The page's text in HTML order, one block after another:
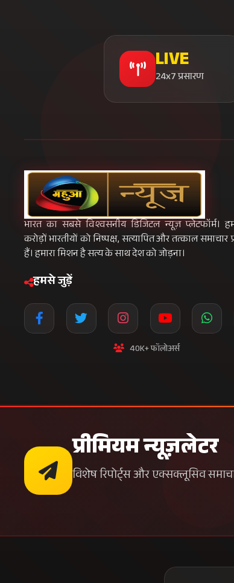
LIVE
24x7 प्रसारण
भारत का सबसे विश्वसनीय डिजिटल न्यूज़ प्लेटफॉर्म। हम
करोड़ों भारतीयों को निष्पक्ष, सत्यापित और तत्काल समाचार
हैं। हमारा मिशन है सत्य के साथ देश को जोड़ना।
हमसे जुड़ें
40K+ फॉलोअर्स
प्रीमियम न्यूज़लेटर
विशेष रिपोर्ट्स और एक्सक्लूसिव